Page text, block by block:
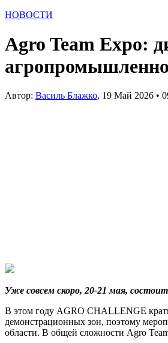
НОВОСТИ
Agro Team Expo:
Автор: Василь Блажко, 19 Май 2026 •
Уже совсем скоро, 20-21 мая,
В этом году AGRO CHALLENGE
демонстрационных зон, поэтому
области. В общей сложности Agro